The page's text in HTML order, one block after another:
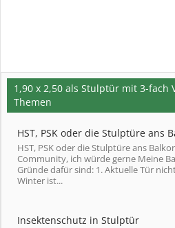
1,90 x 2,50 als Stulptür mit 3-fach
Themen
HST, PSK oder die Stulptüre ans
HST, PSK oder die Stulptüre ans
Community, ich würde gerne Meine
Gründe dafür sind: 1. Aktuelle Tür
Winter ist...
Insektenschutz in Stulptür